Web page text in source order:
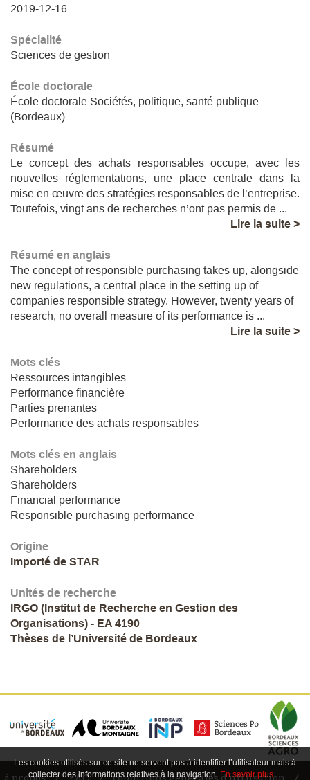
2019-12-16
Spécialité
Sciences de gestion
École doctorale
École doctorale Sociétés, politique, santé publique
(Bordeaux)
Résumé
Le concept des achats responsables occupe, avec les
nouvelles réglementations, une place centrale dans la
mise en œuvre des stratégies responsables de l’entreprise.
Toutefois, vingt ans de recherches n’ont pas permis de ...
Lire la suite >
Résumé en anglais
The concept of responsible purchasing takes up, alongside
new regulations, a central place in the setting up of
companies responsible strategy. However, twenty years of
research, no overall measure of its performance is ...
Lire la suite >
Mots clés
Ressources intangibles
Performance financière
Parties prenantes
Performance des achats responsables
Mots clés en anglais
Shareholders
Shareholders
Financial performance
Responsible purchasing performance
Origine
Importé de STAR
Unités de recherche
IRGO (Institut de Recherche en Gestion des
Organisations) - EA 4190
Thèses de l’Université de Bordeaux
Les cookies utilisés sur ce site ne servent pas à identifier l’utilisateur mais à
collecter des informations relatives à la navigation. En savoir plus…